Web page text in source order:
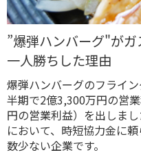
”爆弾ハンバーグ"が
一人勝ちした理由
爆弾ハンバーグのフライ
半期で2億3,300万円の営
円の営業利益）を出しま
において、時短協力金に
数少ない企業です。